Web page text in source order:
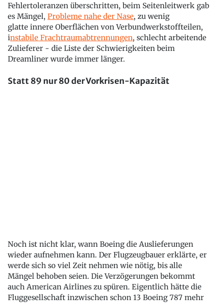
Fehlertoleranzen überschritten, beim Seitenleitwerk gab
es Mängel, Probleme nahe der Nase, zu wenig
glatte innere Oberflächen von Verbundwerkstoffteilen,
instabile Frachtraumabtrennungen, schlecht arbeitende
Zulieferer - die Liste der Schwierigkeiten beim
Dreamliner wurde immer länger.
Statt 89 nur 80 der Vorkrisen-Kapazität
Noch ist nicht klar, wann Boeing die Auslieferungen
wieder aufnehmen kann. Der Flugzeugbauer erklärte, er
werde sich so viel Zeit nehmen wie nötig, bis alle
Mängel behoben seien. Die Verzögerungen bekommt
auch American Airlines zu spüren. Eigentlich hätte die
Fluggesellschaft inzwischen schon 13 Boeing 787 mehr